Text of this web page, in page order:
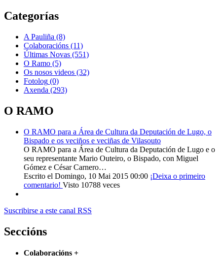
Categorías
A Pauliña (8)
Colaboracións (11)
Últimas Novas (551)
O Ramo (5)
Os nosos videos (32)
Fotolog (0)
Axenda (293)
O RAMO
O RAMO para a Área de Cultura da Deputación de Lugo, o
Bispado e os veciños e veciñas de Vilasouto
O RAMO para a Área de Cultura da Deputación de Lugo e o
seu representante Mario Outeiro, o Bispado, con Miguel
Gómez e César Carnero…
Escrito el Domingo, 10 Mai 2015 00:00 ¡Deixa o primeiro
comentario! Visto 10788 veces
Suscribirse a este canal RSS
Seccións
Colaboracións +